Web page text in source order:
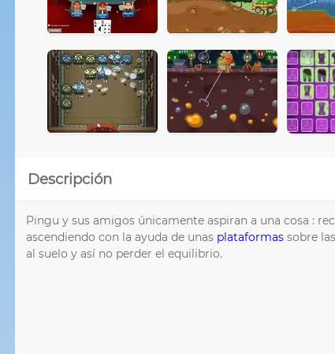
Descripción
Pingu y sus amigos únicamente aspiran a una cosa :
ascendiendo con la ayuda de unas plataformas sobre
al suelo y así no perder el equilibrio.